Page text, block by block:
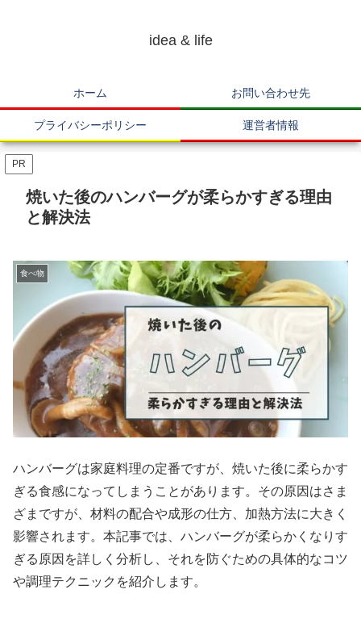
idea & life
ホーム お問い合わせ先
プライバシーポリシー 運営者情報
PR
焼いた後のハンバーグが柔らかすぎる理由
と解決法
食べ物
ハンバーグは家庭料理の定番ですが、焼いた後に柔らかす
ぎる食感になってしまうことがあります。その原因はさま
ざまですが、材料の配合や成形の仕方、加熱方法に大きく
影響されます。本記事では、ハンバーグが柔らかくなりす
ぎる原因を詳しく分析し、それを防ぐための具体的なコツ
や調理テクニックを紹介します。